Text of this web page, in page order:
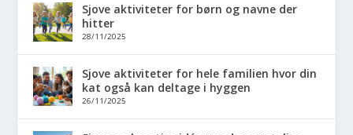
Sjove aktiviteter for børn og navne der
hitter
28/11/2025
Sjove aktiviteter for hele familien hvor din
kat også kan deltage i hyggen
26/11/2025